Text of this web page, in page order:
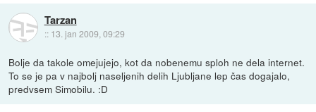
Tarzan
:: 13. jan 2009, 09:29
Bolje da takole omejujejo, kot da nobenemu sploh ne dela internet.
To se je pa v najbolj naseljenih delih Ljubljane lep čas dogajalo,
predvsem Simobilu. :D